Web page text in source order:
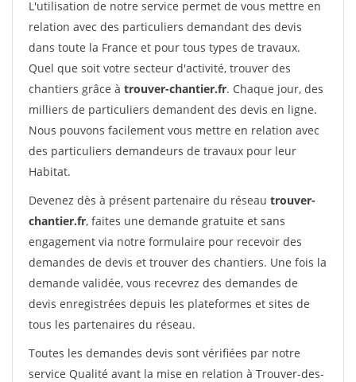
L'utilisation de notre service permet de vous mettre en
relation avec des particuliers demandant des devis
dans toute la France et pour tous types de travaux.
Quel que soit votre secteur d'activité, trouver des
chantiers grâce à trouver-chantier.fr. Chaque jour, des
milliers de particuliers demandent des devis en ligne.
Nous pouvons facilement vous mettre en relation avec
des particuliers demandeurs de travaux pour leur
Habitat.
Devenez dès à présent partenaire du réseau trouver-
chantier.fr, faites une demande gratuite et sans
engagement via notre formulaire pour recevoir des
demandes de devis et trouver des chantiers. Une fois la
demande validée, vous recevrez des demandes de
devis enregistrées depuis les plateformes et sites de
tous les partenaires du réseau.
Toutes les demandes devis sont vérifiées par notre
service Qualité avant la mise en relation à Trouver-des-